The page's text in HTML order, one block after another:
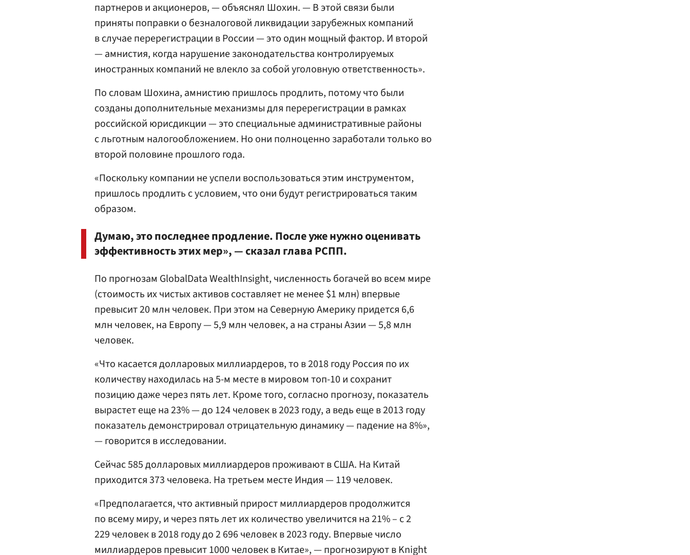
партнеров и акционеров, — объяснял Шохин. — В этой связи были
приняты поправки о безналоговой ликвидации зарубежных компаний
в случае перерегистрации в России — это один мощный фактор. И второй
— амнистия, когда нарушение законодательства контролируемых
иностранных компаний не влекло за собой уголовную ответственность».
По словам Шохина, амнистию пришлось продлить, потому что были
созданы дополнительные механизмы для перерегистрации в рамках
российской юрисдикции — это специальные административные районы
с льготным налогообложением. Но они полноценно заработали только во
второй половине прошлого года.
«Поскольку компании не успели воспользоваться этим инструментом,
пришлось продлить с условием, что они будут регистрироваться таким
образом.
Думаю, это последнее продление. После уже нужно оценивать
эффективность этих мер», — сказал глава РСПП.
По прогнозам GlobalData WealthInsight, численность богачей во всем мире
(стоимость их чистых активов составляет не менее $1 млн) впервые
превысит 20 млн человек. При этом на Северную Америку придется 6,6
млн человек, на Европу — 5,9 млн человек, а на страны Азии — 5,8 млн
человек.
«Что касается долларовых миллиардеров, то в 2018 году Россия по их
количеству находилась на 5-м месте в мировом топ-10 и сохранит
позицию даже через пять лет. Кроме того, согласно прогнозу, показатель
вырастет еще на 23% — до 124 человек в 2023 году, а ведь еще в 2013 году
показатель демонстрировал отрицательную динамику — падение на 8%»,
— говорится в исследовании.
Сейчас 585 долларовых миллиардеров проживают в США. На Китай
приходится 373 человека. На третьем месте Индия — 119 человек.
«Предполагается, что активный прирост миллиардеров продолжится
по всему миру, и через пять лет их количество увеличится на 21% – с 2
229 человек в 2018 году до 2 696 человек в 2023 году. Впервые число
миллиардеров превысит 1000 человек в Китае», — прогнозируют в Knight